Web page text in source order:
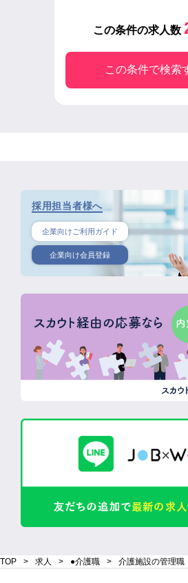
この条件の求人数
この条件で検索
採用担当者様へ
企業向けご利用ガイド
企業向け会員登録
TOP 求人 ●介護職 介護施設の管理職